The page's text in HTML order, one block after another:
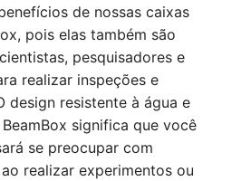
de nossas caixas
pois elas também são
pesquisadores e
realizar inspeções e
design resistente à água e
significa que você
se preocupar com
realizar experimentos ou